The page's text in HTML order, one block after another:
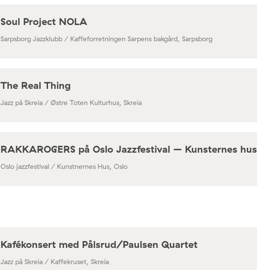
Soul Project NOLA
Sarpsborg Jazzklubb / Kaffeforretningen Sarpens bakgård, Sarpsborg
The Real Thing
Jazz på Skreia / Østre Toten Kulturhus, Skreia
RAKKAROGERS på Oslo Jazzfestival – Kunsternes hus
Oslo jazzfestival / Kunstnernes Hus, Oslo
Kafékonsert med Pålsrud/Paulsen Quartet
Jazz på Skreia / Kaffekruset, Skreia